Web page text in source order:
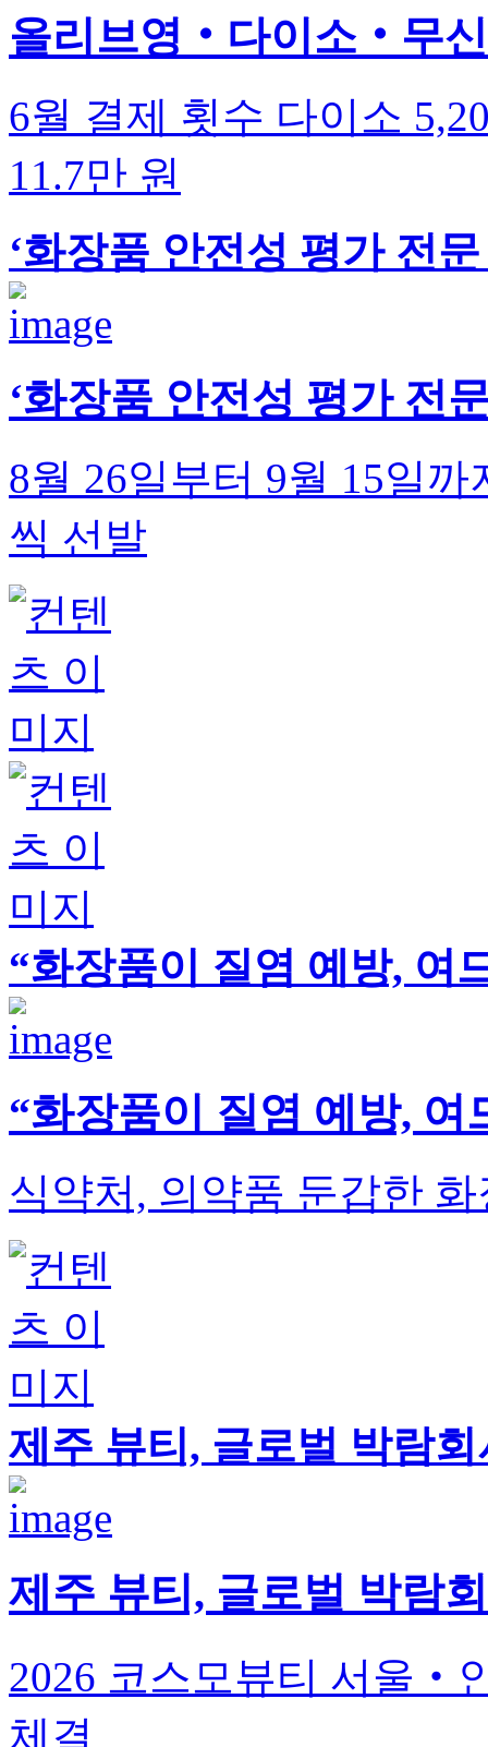
올리브영‧다이소‧무신
6월 결제 횟수 다이소
11.7만 원
‘화장품 안전성 평가 전
‘화장품 안전성 평가 전
8월 26일부터 9월 15일
씩 선발
“화장품이 질염 예방, 여
“화장품이 질염 예방, 여
식약처, 의약품 둔갑한
제주 뷰티, 글로벌 박람
제주 뷰티, 글로벌 박람
2026 코스모뷰티 서울‧
체결